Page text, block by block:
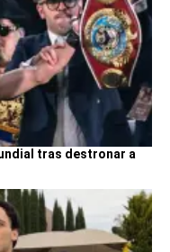
tras destronar a